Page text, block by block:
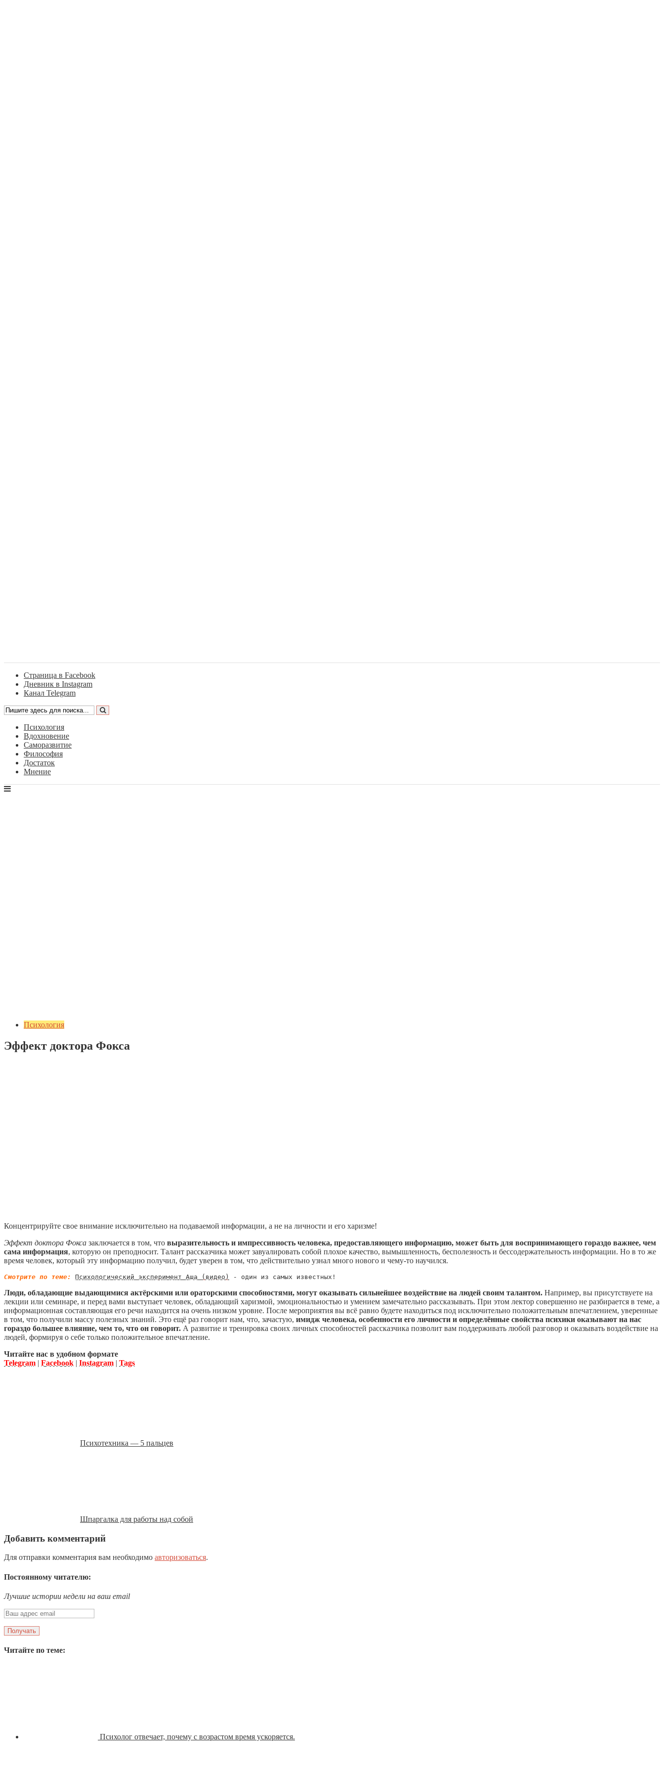
Страница в Facebook
Дневник в Instagram
Канал Telegram
Психология
Вдохновение
Саморазвитие
Философия
Достаток
Мнение
Психология
Эффект доктора Фокса
Концентрируйте свое внимание исключительно на подаваемой информации, а не на личности и его харизме!
Эффект доктора Фокса заключается в том, что выразительность и импрессивность человека, предоставляющего информацию, может быть для воспринимающего гораздо важнее, чем
сама информация, которую он преподносит. Талант рассказчика может завуалировать собой плохое качество, вымышленность, бесполезность и бессодержательность информации. Но в то же
время человек, который эту информацию получил, будет уверен в том, что действительно узнал много нового и чему-то научился.
Смотрите по теме: Психологический эксперимент Аша (видео) - один из самых известных!
Люди, обладающие выдающимися актёрскими или ораторскими способностями, могут оказывать сильнейшее воздействие на людей своим талантом. Например, вы присутствуете на
лекции или семинаре, и перед вами выступает человек, обладающий харизмой, эмоциональностью и умением замечательно рассказывать. При этом лектор совершенно не разбирается в теме, а
информационная составляющая его речи находится на очень низком уровне. После мероприятия вы всё равно будете находиться под исключительно положительным впечатлением, уверенные
в том, что получили массу полезных знаний. Это ещё раз говорит нам, что, зачастую, имидж человека, особенности его личности и определённые свойства психики оказывают на нас
гораздо большее влияние, чем то, что он говорит. А развитие и тренировка своих личных способностей рассказчика позволит вам поддерживать любой разговор и оказывать воздействие на
людей, формируя о себе только положительное впечатление.
Читайте нас в удобном формате
Telegram | Facebook | Instagram | Tags
Психотехника — 5 пальцев
Шпаргалка для работы над собой
Добавить комментарий
Для отправки комментария вам необходимо авторизоваться.
Постоянному читателю:
Лучшие истории недели на ваш email
Читайте по теме:
Психолог отвечает, почему с возрастом время ускоряется.